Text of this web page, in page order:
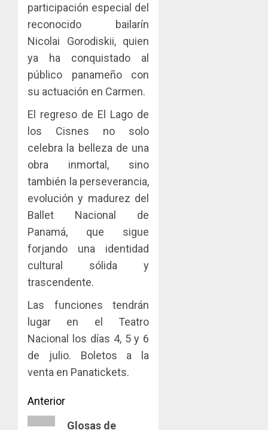
participación especial del
reconocido bailarín
Nicolai Gorodiskii, quien
ya ha conquistado al
público panameño con
su actuación en Carmen.
El regreso de El Lago de
los Cisnes no solo
celebra la belleza de una
obra inmortal, sino
también la perseverancia,
evolución y madurez del
Ballet Nacional de
Panamá, que sigue
forjando una identidad
cultural sólida y
trascendente.
Las funciones tendrán
lugar en el Teatro
Nacional los días 4, 5 y 6
de julio. Boletos a la
venta en Panatickets.
Navegación
Anterior
Glosas de